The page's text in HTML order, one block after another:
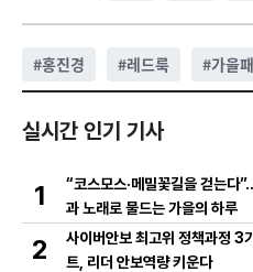
#홍진경 #레드룩 #가을
실시간 인기 기사
1
“코스모스·메밀꽃길을 걷는다
과 노래로 물드는 가을의 하루
2
사이버안보 최고위 정책과정 3
트, 리더 안보역량 키운다